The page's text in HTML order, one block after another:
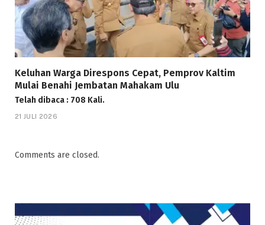
Keluhan Warga Direspons Cepat, Pemprov Kaltim
Mulai Benahi Jembatan Mahakam Ulu
Telah dibaca : 708 Kali.
21 JULI 2026
Comments are closed.